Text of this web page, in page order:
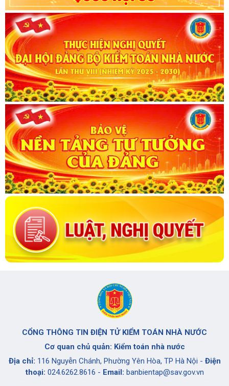
CỔNG THÔNG TIN ĐIỆN TỬ KIỂM TOÁN NHÀ NƯỚC
Cơ quan chủ quản: Kiểm toán nhà nước
Địa chỉ: 116 Nguyễn Chánh, Phường Yên Hòa, TP Hà Nội - Điện
thoại: 024.6262.8616 - Email: banbientap@sav.gov.vn